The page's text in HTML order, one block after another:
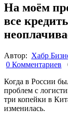
На моём
все
Автор: Хабр
0 Комментариев
Когда в России
проблем с
три копейки в
изменилась.